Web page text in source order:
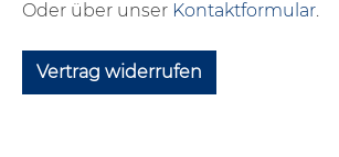
Oder über unser Kontaktformular.
Vertrag widerrufen